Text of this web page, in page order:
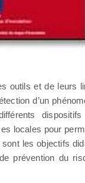
outils et de leurs
d’un
locales pour
les objectifs
prévention du